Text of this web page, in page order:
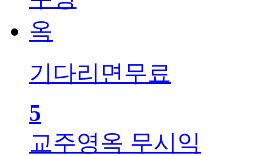
기다리면무료
5
교주영옥 무시익